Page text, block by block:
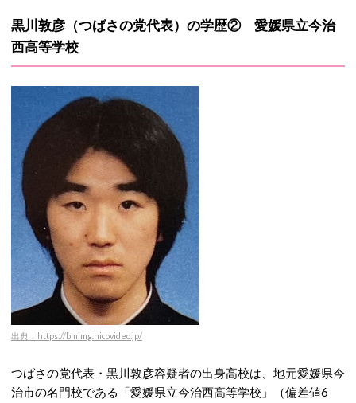
黒川敦彦（つばさの党代表）の学歴② 愛媛県立今治
西高等学校
出典：https://bmimg.nicovideo.jp/
つばさの党代表・黒川敦彦容疑者の出身高校は、地元愛媛県今
治市の名門校である「愛媛県立今治西高等学校」（偏差値6